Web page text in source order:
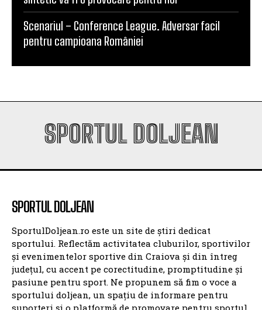
Scenariul – Conference League. Adversar facil
pentru campioana României
SPORTUL DOLJEAN
SportulDoljean.ro este un site de știri dedicat
sportului. Reflectăm activitatea cluburilor, sportivilor
și evenimentelor sportive din Craiova și din întreg
județul, cu accent pe corectitudine, promptitudine și
pasiune pentru sport. Ne propunem să fim o voce a
sportului doljean, un spațiu de informare pentru
suporteri și o platformă de promovare pentru sportul
de performanță și cel de masă.